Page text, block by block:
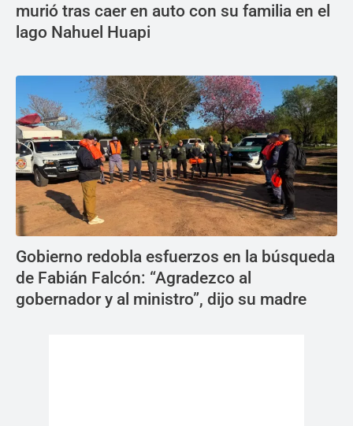
murió tras caer en auto con su familia en el
lago Nahuel Huapi
Gobierno redobla esfuerzos en la búsqueda
de Fabián Falcón: “Agradezco al
gobernador y al ministro”, dijo su madre